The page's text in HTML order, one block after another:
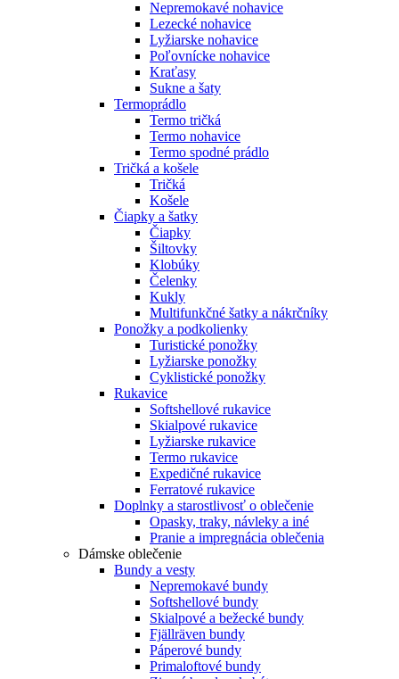
Nepremokavé nohavice
Lezecké nohavice
Lyžiarske nohavice
Poľovnícke nohavice
Kraťasy
Sukne a šaty
Termoprádlo
Termo tričká
Termo nohavice
Termo spodné prádlo
Tričká a košele
Tričká
Košele
Čiapky a šatky
Čiapky
Šiltovky
Klobúky
Čelenky
Kukly
Multifunkčné šatky a nákrčníky
Ponožky a podkolienky
Turistické ponožky
Lyžiarske ponožky
Cyklistické ponožky
Rukavice
Softshellové rukavice
Skialpové rukavice
Lyžiarske rukavice
Termo rukavice
Expedičné rukavice
Ferratové rukavice
Doplnky a starostlivosť o oblečenie
Opasky, traky, návleky a iné
Pranie a impregnácia oblečenia
Dámske oblečenie
Bundy a vesty
Nepremokavé bundy
Softshellové bundy
Skialpové a bežecké bundy
Fjällräven bundy
Páperové bundy
Primaloftové bundy